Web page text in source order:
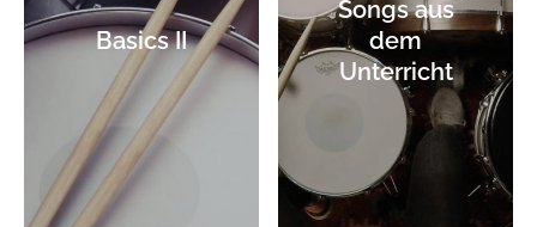
Basics II
Songs aus
dem
Unterricht